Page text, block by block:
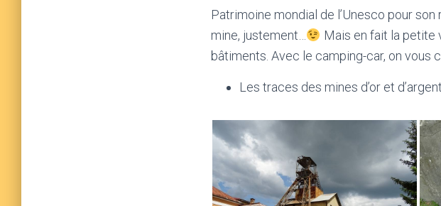
Patrimoine mondial de l’Unesco pour
mine, justement…
Mais en fait la petite
bâtiments. Avec le camping-car, on vous
Les traces des mines d’or et